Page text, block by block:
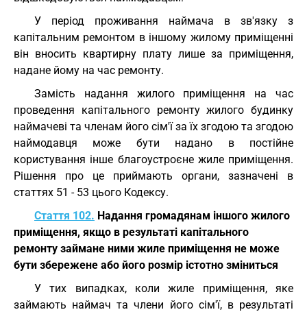
У період проживання наймача в зв'язку з
капітальним ремонтом в іншому жилому приміщенні
він вносить квартирну плату лише за приміщення,
надане йому на час ремонту.
Замість надання жилого приміщення на час
проведення капітального ремонту жилого будинку
наймачеві та членам його сім'ї за їх згодою та згодою
наймодавця може бути надано в постійне
користування інше благоустроєне жиле приміщення.
Рішення про це приймають органи, зазначені в
статтях 51 - 53 цього Кодексу.
Стаття 102. Надання громадянам іншого жилого
приміщення, якщо в результаті капітального
ремонту займане ними жиле приміщення не може
бути збережене або його розмір істотно зміниться
У тих випадках, коли жиле приміщення, яке
займають наймач та члени його сім'ї, в результаті